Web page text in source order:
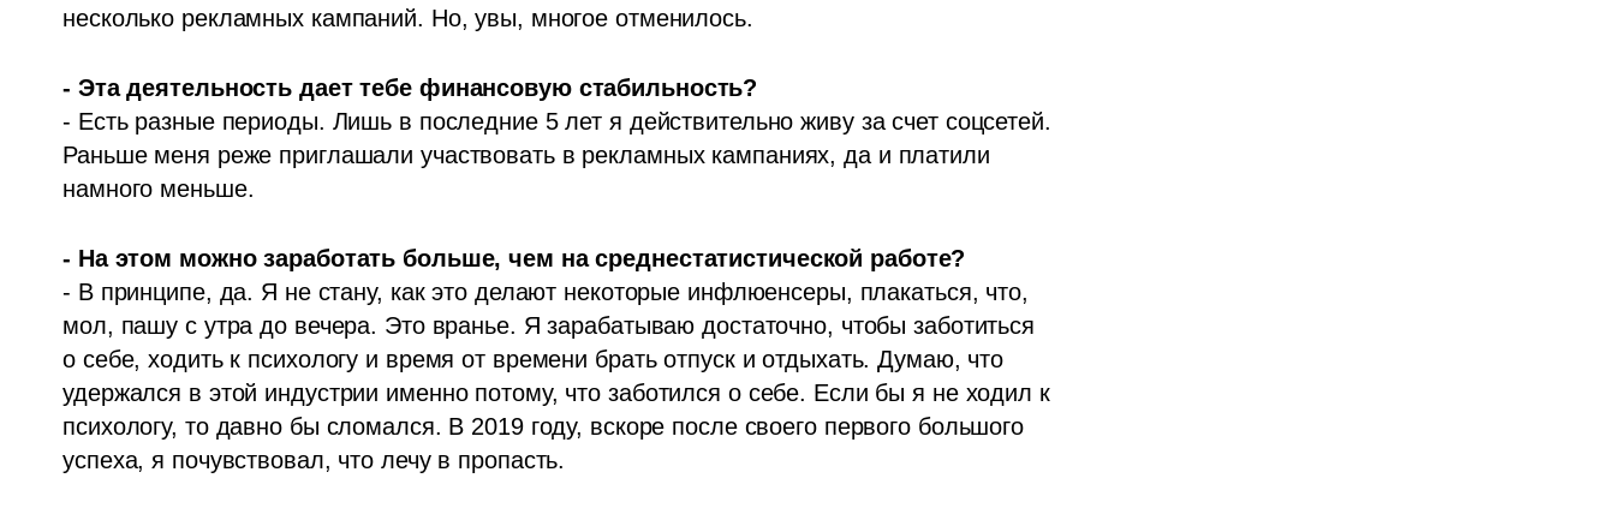
несколько рекламных кампаний. Но, увы, многое отменилось.
- Эта деятельность дает тебе финансовую стабильность?
- Есть разные периоды. Лишь в последние 5 лет я действительно живу за счет соцсетей.
Раньше меня реже приглашали участвовать в рекламных кампаниях, да и платили
намного меньше.
- На этом можно заработать больше, чем на среднестатистической работе?
- В принципе, да. Я не стану, как это делают некоторые инфлюенсеры, плакаться, что,
мол, пашу с утра до вечера. Это вранье. Я зарабатываю достаточно, чтобы заботиться
о себе, ходить к психологу и время от времени брать отпуск и отдыхать. Думаю, что
удержался в этой индустрии именно потому, что заботился о себе. Если бы я не ходил к
психологу, то давно бы сломался. В 2019 году, вскоре после своего первого большого
успеха, я почувствовал, что лечу в пропасть.